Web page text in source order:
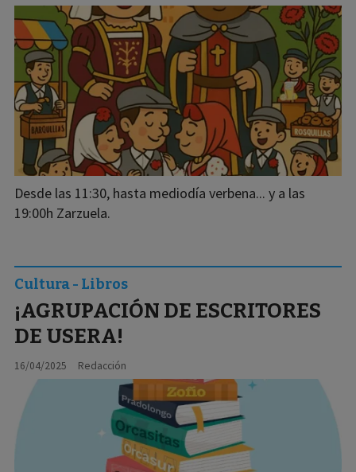
Desde las 11:30, hasta mediodía verbena... y a las
19:00h Zarzuela.
¡AGRUPACIÓN DE ESCRITORES
DE USERA!
Redacción
Cultura - Libros
16/04/2025